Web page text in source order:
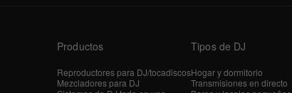
Productos
Reproductores para DJ/tocadiscos
Mezcladores para DJ
Tipos de DJ
Hogar y dormitorio
Transmisiones en directo